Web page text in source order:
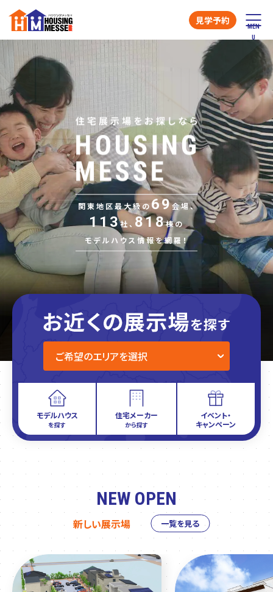
見学予約
関東地区最大級の69会場、
113社、 818棟の
モデルハウス情報を網羅！
モデルハウス
を探す
住宅メーカー
から探す
イベント・
キャンペーン
NEW OPEN
新しい展示場 一覧を見る